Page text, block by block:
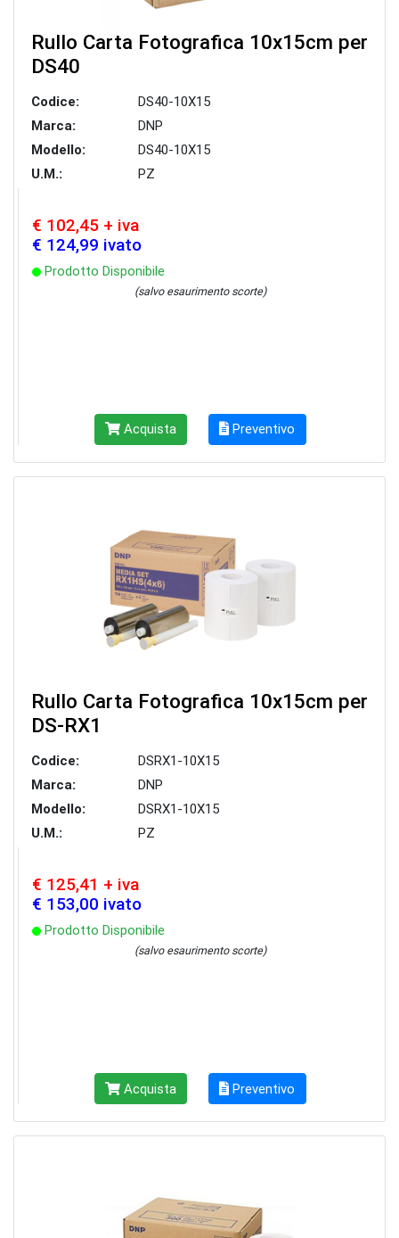
Rullo Carta Fotografica 10x15cm per
DS40
Codice:
DS40-10X15
Marca:
DNP
Modello:
DS40-10X15
U.M.:
PZ
€ 102,45 + iva
€ 124,99 ivato
Prodotto Disponibile
(salvo esaurimento scorte)
Acquista Preventivo
Rullo Carta Fotografica 10x15cm per
DS-RX1
Codice:
DSRX1-10X15
Marca:
DNP
Modello:
DSRX1-10X15
U.M.:
PZ
€ 125,41 + iva
€ 153,00 ivato
Prodotto Disponibile
(salvo esaurimento scorte)
Acquista Preventivo